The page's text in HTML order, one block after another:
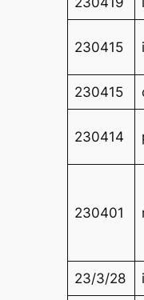
230415
230415
230414
230401
23/3/28